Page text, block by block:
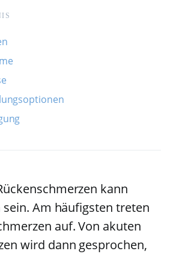
kann
Am häufigsten treten
auf. Von akuten
wird dann gesprochen,